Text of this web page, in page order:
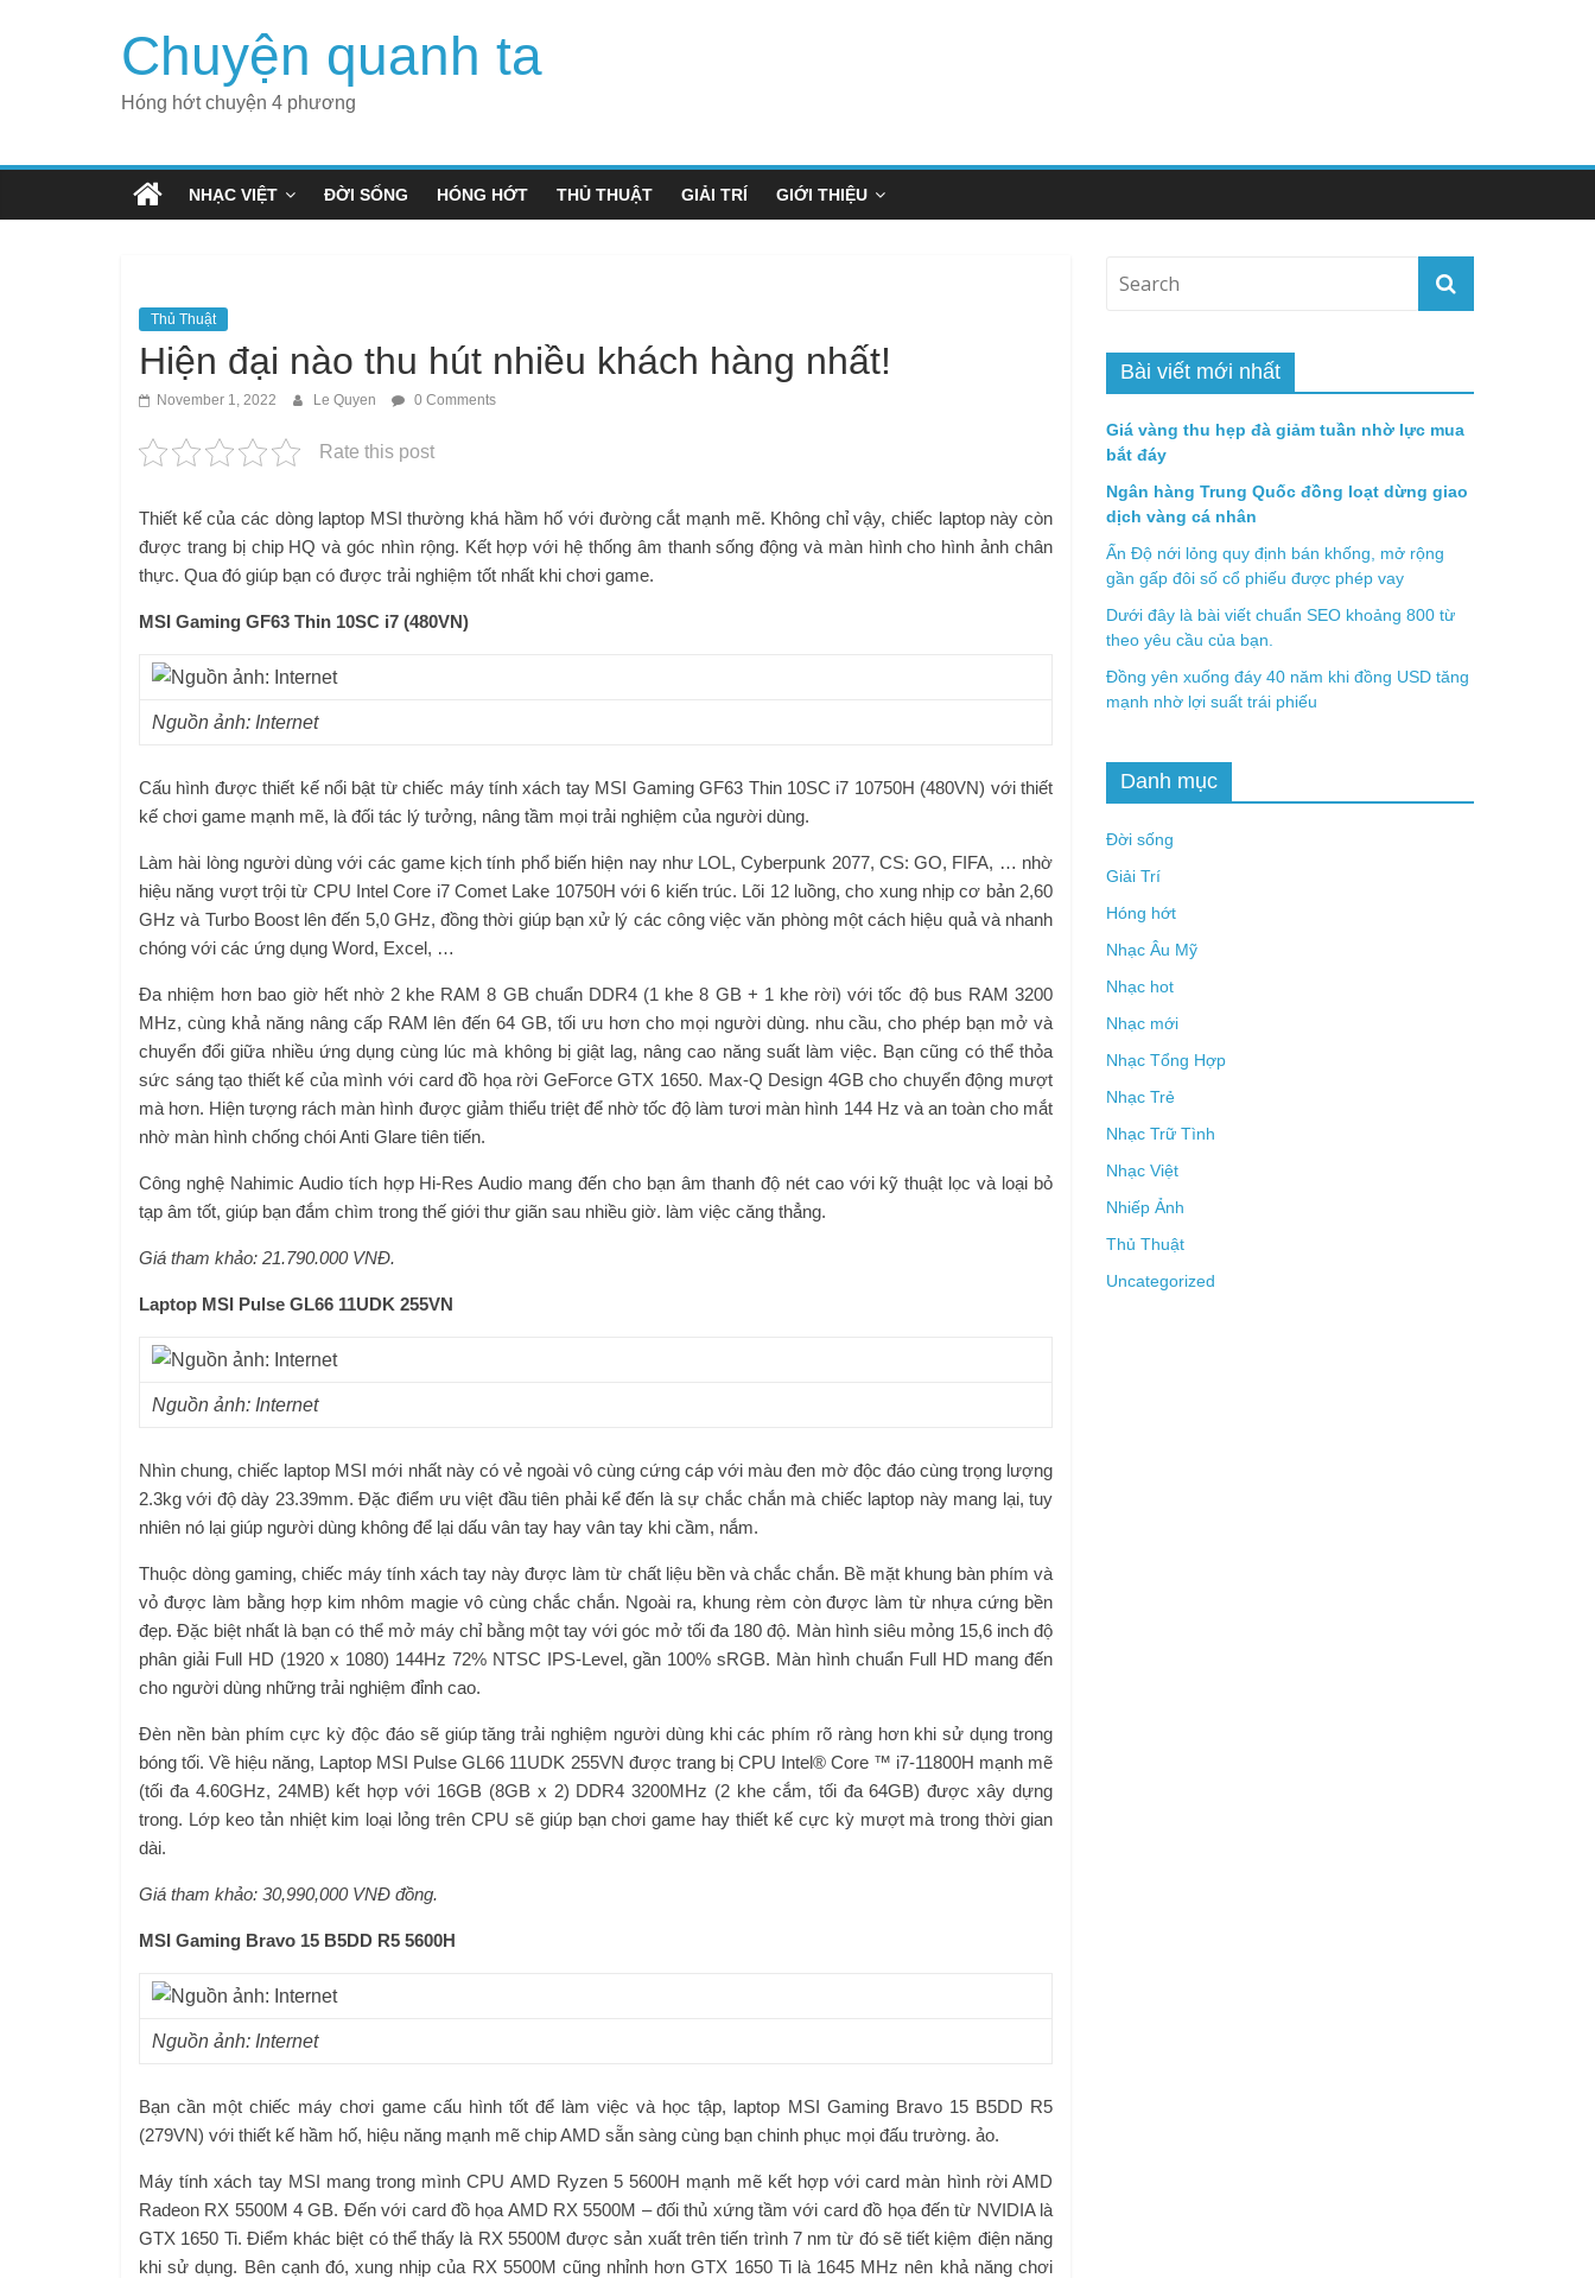
Chuyện quanh ta
Hóng hớt chuyện 4 phương
NHẠC VIỆT ĐỜI SỐNG HÓNG HỚT THỦ THUẬT GIẢI TRÍ GIỚI THIỆU
Thủ Thuật
Hiện đại nào thu hút nhiều khách hàng nhất!
November 1, 2022 Le Quyen 0 Comments
Rate this post
Thiết kế của các dòng laptop MSI thường khá hầm hố với đường cắt mạnh mẽ. Không chỉ vậy, chiếc laptop này còn
được trang bị chip HQ và góc nhìn rộng. Kết hợp với hệ thống âm thanh sống động và màn hình cho hình ảnh chân
thực. Qua đó giúp bạn có được trải nghiệm tốt nhất khi chơi game.
MSI Gaming GF63 Thin 10SC i7 (480VN)
Nguồn ảnh: Internet
Cấu hình được thiết kế nổi bật từ chiếc máy tính xách tay MSI Gaming GF63 Thin 10SC i7 10750H (480VN) với thiết
kế chơi game mạnh mẽ, là đối tác lý tưởng, nâng tầm mọi trải nghiệm của người dùng.
Làm hài lòng người dùng với các game kịch tính phổ biến hiện nay như LOL, Cyberpunk 2077, CS: GO, FIFA, … nhờ
hiệu năng vượt trội từ CPU Intel Core i7 Comet Lake 10750H với 6 kiến ​​trúc. Lõi 12 luồng, cho xung nhịp cơ bản 2,60
GHz và Turbo Boost lên đến 5,0 GHz, đồng thời giúp bạn xử lý các công việc văn phòng một cách hiệu quả và nhanh
chóng với các ứng dụng Word, Excel, …
Đa nhiệm hơn bao giờ hết nhờ 2 khe RAM 8 GB chuẩn DDR4 (1 khe 8 GB + 1 khe rời) với tốc độ bus RAM 3200
MHz, cùng khả năng nâng cấp RAM lên đến 64 GB, tối ưu hơn cho mọi người dùng. nhu cầu, cho phép bạn mở và
chuyển đổi giữa nhiều ứng dụng cùng lúc mà không bị giật lag, nâng cao năng suất làm việc. Bạn cũng có thể thỏa
sức sáng tạo thiết kế của mình với card đồ họa rời GeForce GTX 1650. Max-Q Design 4GB cho chuyển động mượt
mà hơn. Hiện tượng rách màn hình được giảm thiểu triệt để nhờ tốc độ làm tươi màn hình 144 Hz và an toàn cho mắt
nhờ màn hình chống chói Anti Glare tiên tiến.
Công nghệ Nahimic Audio tích hợp Hi-Res Audio mang đến cho bạn âm thanh độ nét cao với kỹ thuật lọc và loại bỏ
tạp âm tốt, giúp bạn đắm chìm trong thế giới thư giãn sau nhiều giờ. làm việc căng thẳng.
Giá tham khảo: 21.790.000 VNĐ.
Laptop MSI Pulse GL66 11UDK 255VN
Nguồn ảnh: Internet
Nhìn chung, chiếc laptop MSI mới nhất này có vẻ ngoài vô cùng cứng cáp với màu đen mờ độc đáo cùng trọng lượng
2.3kg với độ dày 23.39mm. Đặc điểm ưu việt đầu tiên phải kể đến là sự chắc chắn mà chiếc laptop này mang lại, tuy
nhiên nó lại giúp người dùng không để lại dấu vân tay hay vân tay khi cầm, nắm.
Thuộc dòng gaming, chiếc máy tính xách tay này được làm từ chất liệu bền và chắc chắn. Bề mặt khung bàn phím và
vỏ được làm bằng hợp kim nhôm magie vô cùng chắc chắn. Ngoài ra, khung rèm còn được làm từ nhựa cứng bền
đẹp. Đặc biệt nhất là bạn có thể mở máy chỉ bằng một tay với góc mở tối đa 180 độ. Màn hình siêu mỏng 15,6 inch độ
phân giải Full HD (1920 x 1080) 144Hz 72% NTSC IPS-Level, gần 100% sRGB. Màn hình chuẩn Full HD mang đến
cho người dùng những trải nghiệm đỉnh cao.
Đèn nền bàn phím cực kỳ độc đáo sẽ giúp tăng trải nghiệm người dùng khi các phím rõ ràng hơn khi sử dụng trong
bóng tối. Về hiệu năng, Laptop MSI Pulse GL66 11UDK 255VN được trang bị CPU Intel® Core ™ i7-11800H mạnh mẽ
(tối đa 4.60GHz, 24MB) kết hợp với 16GB (8GB x 2) DDR4 3200MHz (2 khe cắm, tối đa 64GB) được xây dựng
trong. Lớp keo tản nhiệt kim loại lỏng trên CPU sẽ giúp bạn chơi game hay thiết kế cực kỳ mượt mà trong thời gian
dài.
Giá tham khảo: 30,990,000 VNĐ đồng.
MSI Gaming Bravo 15 B5DD R5 5600H
Nguồn ảnh: Internet
Bạn cần một chiếc máy chơi game cấu hình tốt để làm việc và học tập, laptop MSI Gaming Bravo 15 B5DD R5
(279VN) với thiết kế hầm hố, hiệu năng mạnh mẽ chip AMD sẵn sàng cùng bạn chinh phục mọi đấu trường. ảo.
Máy tính xách tay MSI mang trong mình CPU AMD Ryzen 5 5600H mạnh mẽ kết hợp với card màn hình rời AMD
Radeon RX 5500M 4 GB. Đến với card đồ họa AMD RX 5500M – đối thủ xứng tầm với card đồ họa đến từ NVIDIA là
GTX 1650 Ti. Điểm khác biệt có thể thấy là RX 5500M được sản xuất trên tiến trình 7 nm từ đó sẽ tiết kiệm điện năng
khi sử dụng. Bên cạnh đó, xung nhịp của RX 5500M cũng nhỉnh hơn GTX 1650 Ti là 1645 MHz nên khả năng chơi
Bài viết mới nhất
Giá vàng thu hẹp đà giảm tuần nhờ lực mua
bắt đáy
Ngân hàng Trung Quốc đồng loạt dừng giao
dịch vàng cá nhân
Ấn Độ nới lỏng quy định bán khống, mở rộng
gần gấp đôi số cổ phiếu được phép vay
Dưới đây là bài viết chuẩn SEO khoảng 800 từ
theo yêu cầu của bạn.
Đồng yên xuống đáy 40 năm khi đồng USD tăng
mạnh nhờ lợi suất trái phiếu
Danh mục
Đời sống
Giải Trí
Hóng hớt
Nhạc Âu Mỹ
Nhạc hot
Nhạc mới
Nhạc Tổng Hợp
Nhạc Trẻ
Nhạc Trữ Tình
Nhạc Việt
Nhiếp Ảnh
Thủ Thuật
Uncategorized